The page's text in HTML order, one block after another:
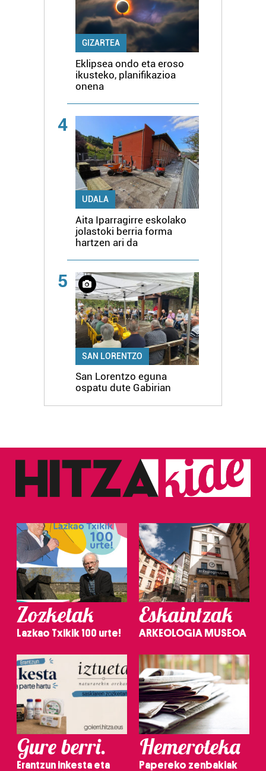
GIZARTEA
Eklipsea ondo eta eroso
ikusteko, planifikazioa
onena
4
UDALA
Aita Iparragirre eskolako
jolastoki berria forma
hartzen ari da
5
SAN LORENTZO
San Lorentzo eguna
ospatu dute Gabirian
Zozketak
Lazkao Txikik 100 urte!
Eskaintzak
ARKEOLOGIA MUSEOA
Gure berri.
Erantzun inkesta eta
Hemeroteka
Papereko zenbakiak